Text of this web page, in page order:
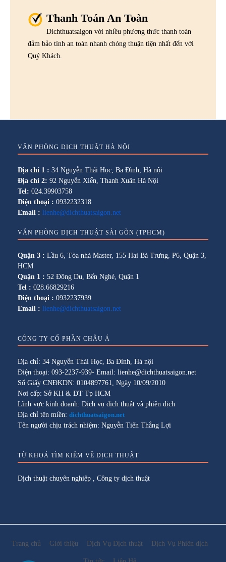
Thanh Toán An Toàn
Dichthuatsaigon với nhiều phương thức thanh toán
đảm bảo tính an toàn nhanh chóng thuận tiện nhất đến với
Quý Khách.
VĂN PHÒNG DỊCH THUẬT HÀ NỘI
Địa chỉ 1 : 34 Nguyễn Thái Học, Ba Đình, Hà nội
Địa chỉ 2: 92 Nguyễn Xiển, Thanh Xuân Hà Nội
Tel: 024.39903758
Điện thoại : 0932232318
Email : lienhe@dichthuatsaigon.net
VĂN PHÒNG DỊCH THUẬT SÀI GÒN (TPHCM)
Quận 3 : Lầu 6, Tòa nhà Master, 155 Hai Bà Trưng, P6, Quận 3,
HCM
Quận 1 : 52 Đông Du, Bến Nghé, Quận 1
Tel : 028.66829216
Điện thoại : 0932237939
Email : lienhe@dichthuatsaigon.net
CÔNG TY CỔ PHẦN CHÂU Á
Địa chỉ: 34 Nguyễn Thái Học, Ba Đình, Hà nội
Điện thoại: 093-2237-939- Email: lienhe@dichthuatsaigon.net
Số Giấy CNĐKDN: 0104897761, Ngày 10/09/2010
Nơi cấp: Sở KH & ĐT Tp HCM
Lĩnh vực kinh doanh: Dịch vụ dịch thuật và phiên dịch
Địa chỉ tên miền: dichthuatsaigon.net
Tên người chịu trách nhiệm: Nguyễn Tiến Thắng Lợi
TỪ KHOÁ TÌM KIẾM VỀ DỊCH THUẬT
Dịch thuật chuyên nghiệp , Công ty dịch thuật
Trang chủ Giới thiệu Dịch Vụ Dịch thuật Dịch Vụ Phiên dịch